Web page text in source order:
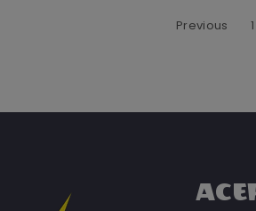
Previous 1